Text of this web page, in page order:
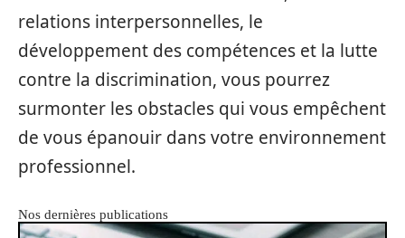
relations interpersonnelles, le
développement des compétences et la lutte
contre la discrimination, vous pourrez
surmonter les obstacles qui vous empêchent
de vous épanouir dans votre environnement
professionnel.
Nos dernières publications